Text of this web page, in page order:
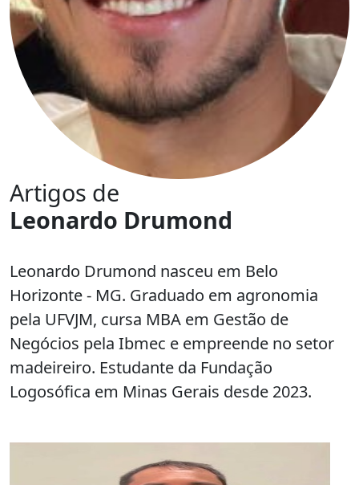
Artigos de
Leonardo Drumond
Leonardo Drumond nasceu em Belo
Horizonte - MG. Graduado em agronomia
pela UFVJM, cursa MBA em Gestão de
Negócios pela Ibmec e empreende no setor
madeireiro. Estudante da Fundação
Logosófica em Minas Gerais desde 2023.